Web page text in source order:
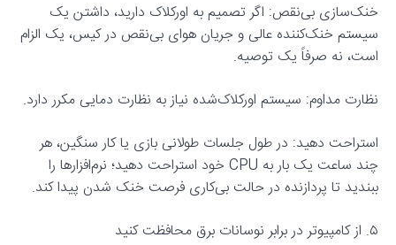
خنک‌سازی بی‌نقص: اگر تصمیم به اورکلاک دارید، داشتن یک
سیستم خنک‌کننده عالی و جریان هوای بی‌نقص در کیس، یک الزام
است، نه صرفاً یک توصیه.
نظارت مداوم: سیستم اورکلاک‌شده نیاز به نظارت دمایی مکرر دارد.
استراحت دهید: در طول جلسات طولانی بازی یا کار سنگین، هر
چند ساعت یک بار به CPU خود استراحت دهید؛ نرم‌افزارها را
ببندید تا پردازنده در حالت بی‌کاری فرصت خنک شدن پیدا کند.
۵. از کامپیوتر در برابر نوسانات برق محافظت کنید